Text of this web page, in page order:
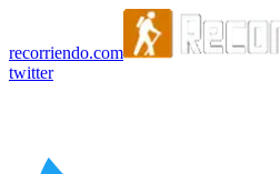
recorriendo.com
twitter